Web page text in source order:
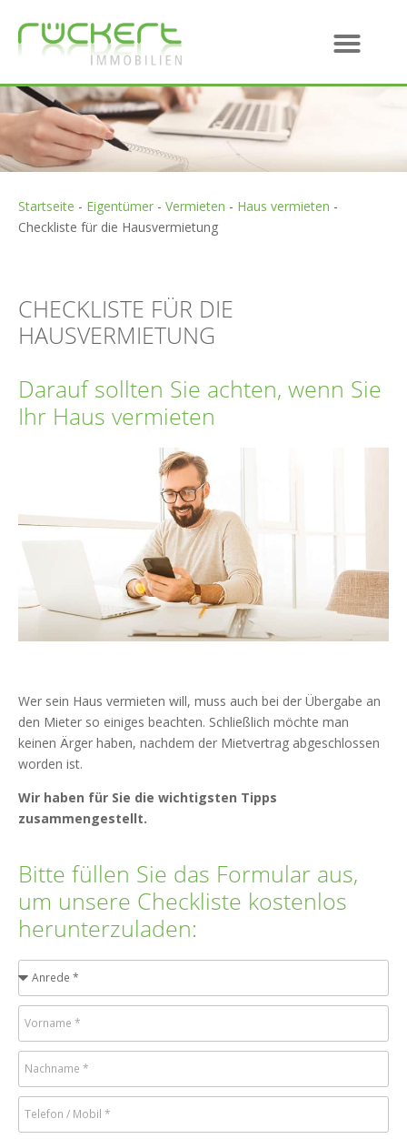
Startseite - Eigentümer - Vermieten - Haus vermieten -
Checkliste für die Hausvermietung
CHECKLISTE FÜR DIE
HAUSVERMIETUNG
Darauf sollten Sie achten, wenn Sie
Ihr Haus vermieten
Wer sein Haus vermieten will, muss auch bei der Übergabe an
den Mieter so einiges beachten. Schließlich möchte man
keinen Ärger haben, nachdem der Mietvertrag abgeschlossen
worden ist.
Wir haben für Sie die wichtigsten Tipps
zusammengestellt.
Bitte füllen Sie das Formular aus,
um unsere Checkliste kostenlos
herunterzuladen: